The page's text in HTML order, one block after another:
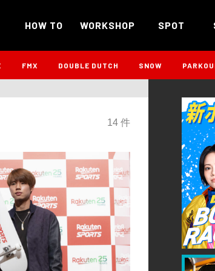
HOW TO WORKSHOP SPOT
FMX DOUBLE DUTCH SNOW
14 件